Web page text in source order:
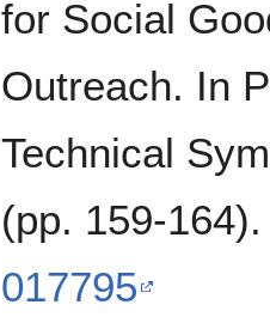
for Social
Outreach. In
Technical
(pp. 159-
017795